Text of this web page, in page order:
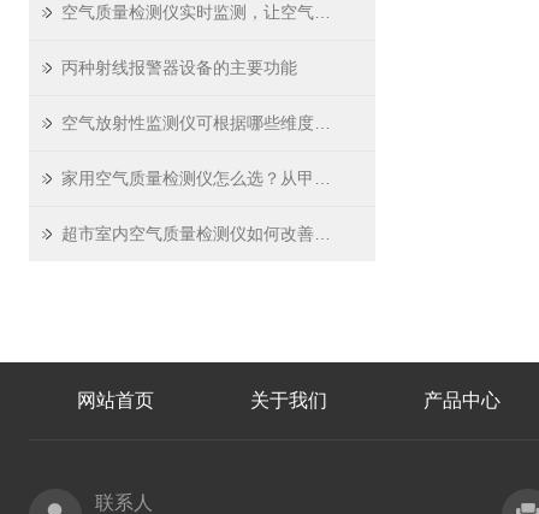
丙种射线报警器设备的主要功能
网站首页 关于我们 产品中心
联系人